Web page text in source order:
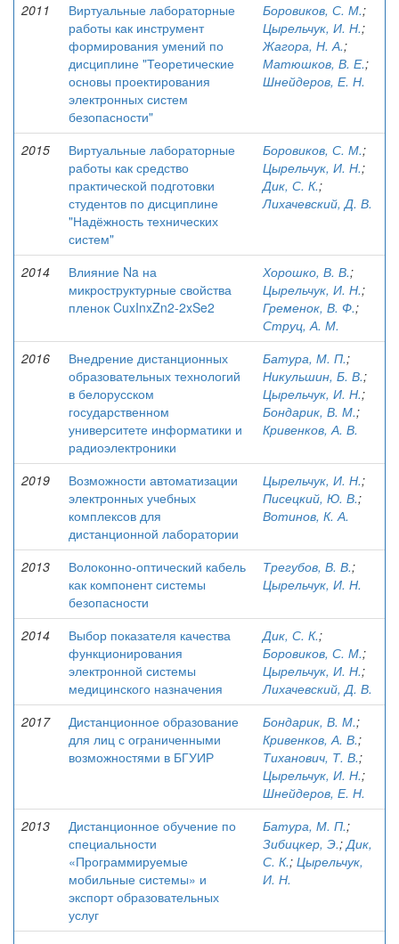
2011
Виртуальные лабораторные
работы как инструмент
формирования умений по
дисциплине "Теоретические
основы проектирования
электронных систем
безопасности"
Боровиков, С. М.;
Цырельчук, И. Н.;
Жагора, Н. А.;
Матюшков, В. Е.;
Шнейдеров, Е. Н.
2015
Виртуальные лабораторные
работы как средство
практической подготовки
студентов по дисциплине
"Надёжность технических
систем"
Боровиков, С. М.;
Цырельчук, И. Н.;
Дик, С. К.;
Лихачевский, Д. В.
2014
Влияние Na на
микроструктурные свойства
пленок CuxInxZn2-2xSe2
Хорошко, В. В.;
Цырельчук, И. Н.;
Гременок, В. Ф.;
Струц, А. М.
2016
Внедрение дистанционных
образовательных технологий
в белорусском
государственном
университете информатики и
радиоэлектроники
Батура, М. П.;
Никульшин, Б. В.;
Цырельчук, И. Н.;
Бондарик, В. М.;
Кривенков, А. В.
2019
Возможности автоматизации
электронных учебных
комплексов для
дистанционной лаборатории
Цырельчук, И. Н.;
Писецкий, Ю. В.;
Вотинов, К. А.
2013
Волоконно-оптический кабель
как компонент системы
безопасности
Трегубов, В. В.;
Цырельчук, И. Н.
2014
Выбор показателя качества
функционирования
электронной системы
медицинского назначения
Дик, С. К.;
Боровиков, С. М.;
Цырельчук, И. Н.;
Лихачевский, Д. В.
2017
Дистанционное образование
для лиц с ограниченными
возможностями в БГУИР
Бондарик, В. М.;
Кривенков, А. В.;
Тиханович, Т. В.;
Цырельчук, И. Н.;
Шнейдеров, Е. Н.
2013
Дистанционное обучение по
специальности
«Программируемые
мобильные системы» и
экспорт образовательных
услуг
Батура, М. П.;
Зибицкер, Э.;Дик,
С. К.; Цырельчук,
И. Н.